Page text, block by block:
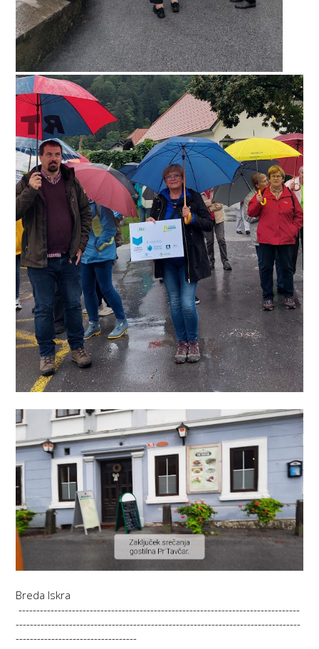
Breda Iskra
-------------------------------------------------------------------------------
--------------------------------------------------------------------------------
----------------------------------